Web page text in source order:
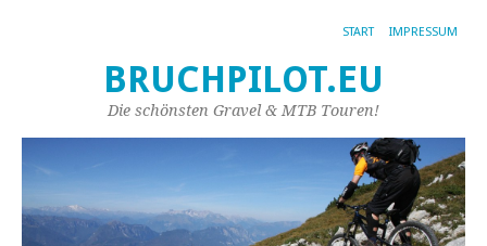
START IMPRESSUM
BRUCHPILOT.EU
Die schönsten Gravel & MTB Touren!